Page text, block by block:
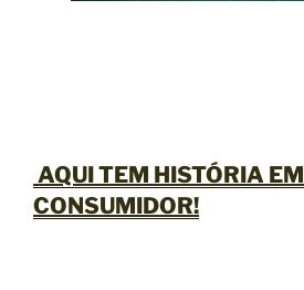
AQUI TEM HISTÓRIA EM
CONSUMIDOR!